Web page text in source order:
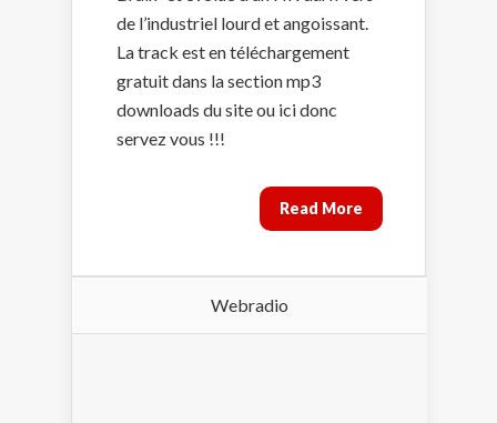
de l’industriel lourd et angoissant.
La track est en téléchargement
gratuit dans la section mp3
downloads du site ou ici donc
servez vous !!!
Read More
Webradio